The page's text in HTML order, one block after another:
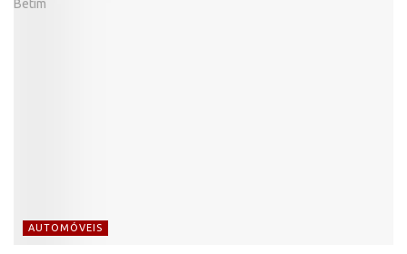
AUTOMÓVEIS